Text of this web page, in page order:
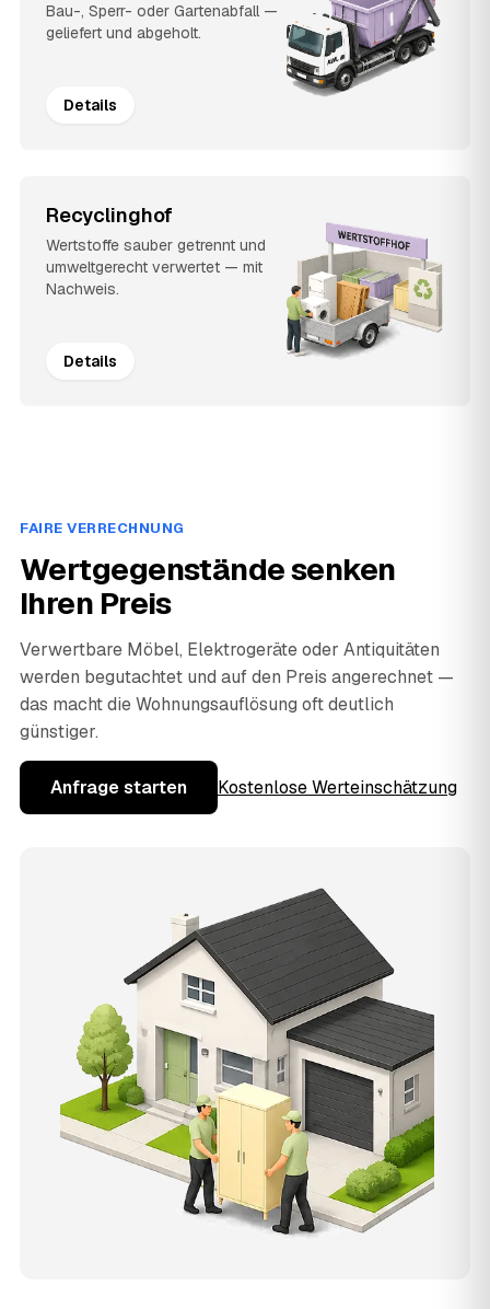
Bau-, Sperr- oder Gartenabfall —
geliefert und abgeholt.
Details
Recyclinghof
Wertstoffe sauber getrennt und
umweltgerecht verwertet — mit
Nachweis.
Details
FAIRE VERRECHNUNG
Wertgegenstände senken
Ihren Preis
Verwertbare Möbel, Elektrogeräte oder Antiquitäten
werden begutachtet und auf den Preis angerechnet —
das macht die Wohnungsauflösung oft deutlich
günstiger.
Anfrage starten Kostenlose Werteinschätzung